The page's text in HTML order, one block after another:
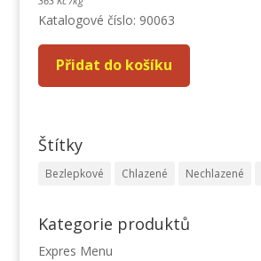
Katalogové číslo: 90063
Přidat do košíku
Štítky
Bezlepkové Chlazené Nechlazené
Kategorie produktů
Expres Menu